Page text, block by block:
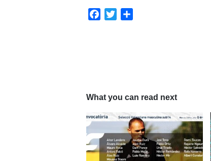
Facebook
Twitter
What you can read next